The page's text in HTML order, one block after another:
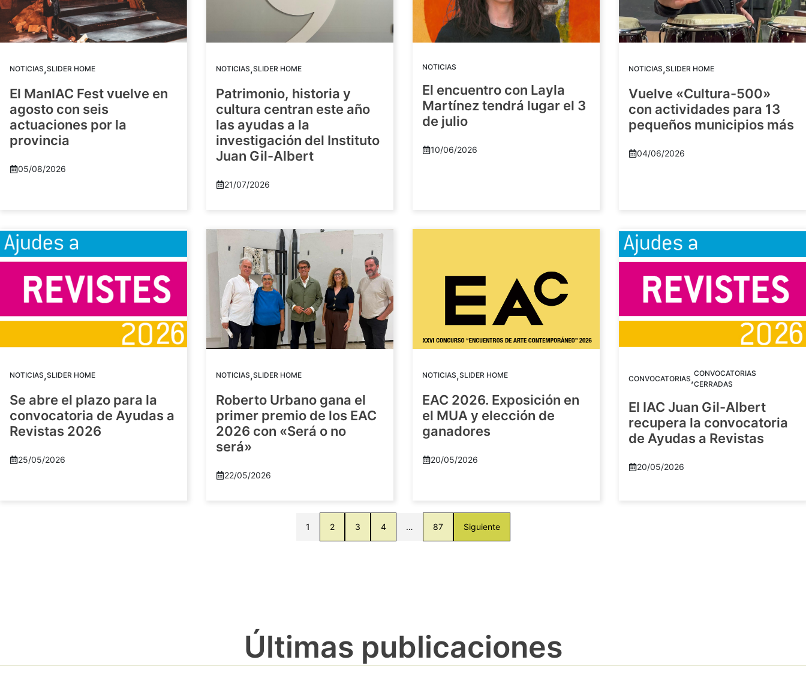
NOTICIAS,SLIDER HOME
El ManIAC Fest vuelve en
agosto con seis
actuaciones por la
provincia
05/08/2026
NOTICIAS,SLIDER HOME
Patrimonio, historia y
cultura centran este año
las ayudas a la
investigación del Instituto
Juan Gil-Albert
21/07/2026
NOTICIAS
El encuentro con Layla
Martínez tendrá lugar el 3
de julio
10/06/2026
NOTICIAS,SLIDER HOME
Vuelve «Cultura-500»
con actividades para 13
pequeños municipios más
04/06/2026
NOTICIAS,SLIDER HOME
Se abre el plazo para la
convocatoria de Ayudas a
Revistas 2026
25/05/2026
NOTICIAS,SLIDER HOME
Roberto Urbano gana el
primer premio de los EAC
2026 con «Será o no
será»
22/05/2026
NOTICIAS,SLIDER HOME
EAC 2026. Exposición en
el MUA y elección de
ganadores
20/05/2026
CONVOCATORIAS,CONVOCATORIAS
CERRADAS
El IAC Juan Gil-Albert
recupera la convocatoria
de Ayudas a Revistas
20/05/2026
1 2 3 4 … 87 Siguiente
Últimas publicaciones